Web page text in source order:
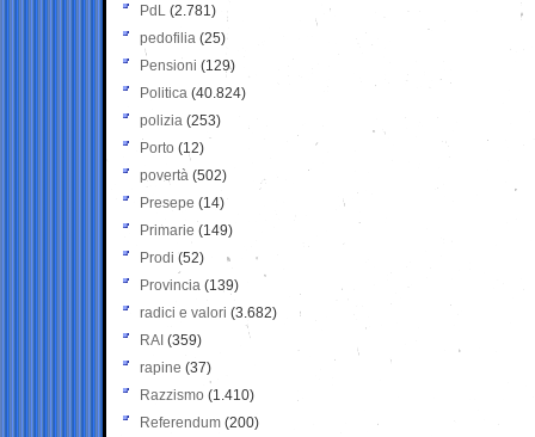
PdL (2.781)
pedofilia (25)
Pensioni (129)
Politica (40.824)
polizia (253)
Porto (12)
povertà (502)
Presepe (14)
Primarie (149)
Prodi (52)
Provincia (139)
radici e valori (3.682)
RAI (359)
rapine (37)
Razzismo (1.410)
Referendum (200)